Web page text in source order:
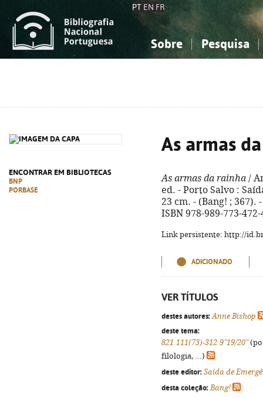
PT EN FR
Sobre Pesquisa
ENCONTRAR EM BIBLIOTECAS
BNP
PORBASE
As armas
As armas da rainha /
ed. - Porto Salvo :
23 cm. - (Bang! ; 367).
ISBN 978-989-773-472-
Link persistente: http://
ADICIONADO
VER TÍTULOS
destes autores: Anne Bishop
deste tema:
821.111(73)-312.9"19/20"
filologia, ...)
deste editor: Saída de
desta coleção: Bang!